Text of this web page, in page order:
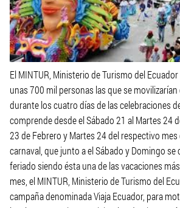
El MINTUR, Ministerio de Turismo del
unas 700 mil personas las que se
durante los cuatro días de las celebraciones
comprende desde el Sábado 21 al Martes 24
23 de Febrero y Martes 24 del respectivo
carnaval, que junto a el Sábado y Domingo
feriado siendo ésta una de las vacaciones
mes, el MINTUR, Ministerio de Turismo del
campaña denominada Viaja Ecuador, para